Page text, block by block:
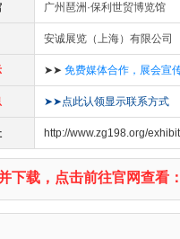
广州琶洲·保利世贸博览馆
安诚展览（上海）有限公司
➤➤ 免费媒体合作，展会宣
➤➤点此认领显示联系方式
http://www.zg198.org/
载，点击前往官网查看